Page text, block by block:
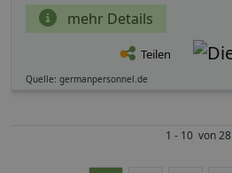
mehr Details
Teilen
Quelle: germanpersonnel.de
1 - 10 von 28